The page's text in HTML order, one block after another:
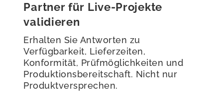
Partner für Live-Projekte
validieren
Erhalten Sie Antworten zu
Verfügbarkeit, Lieferzeiten,
Konformität, Prüfmöglichkeiten und
Produktionsbereitschaft. Nicht nur
Produktversprechen.